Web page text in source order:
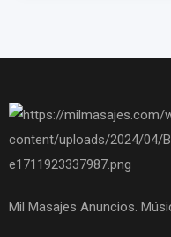
Mil Masajes Anuncios.